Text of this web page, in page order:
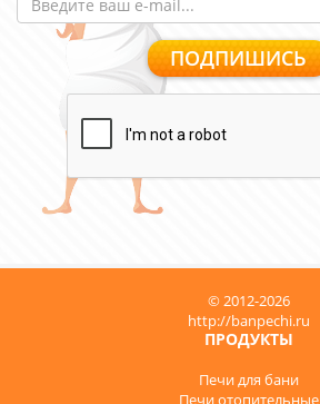
© 2012-2026
http://banpechi.ru
ПРОДУКТЫ
Печи для бани
Печи отопительные